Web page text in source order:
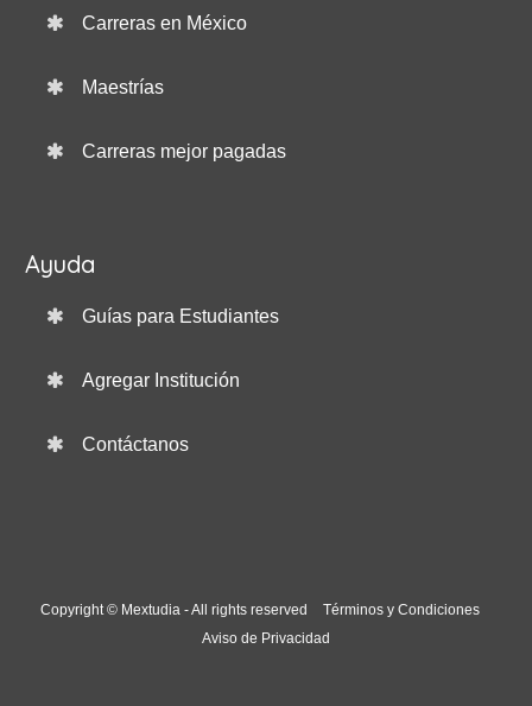
Carreras en México
Maestrías
Carreras mejor pagadas
Ayuda
Guías para Estudiantes
Agregar Institución
Contáctanos
Copyright © Mextudia - All rights reserved
Términos y Condiciones
Aviso de Privacidad